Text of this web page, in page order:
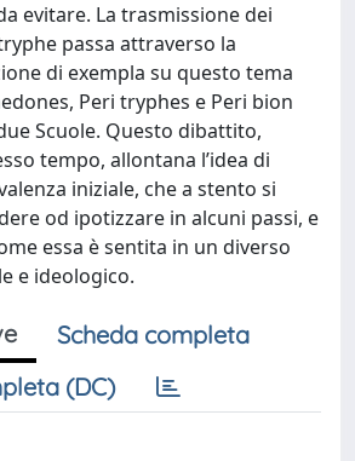
evitare. La trasmissione dei
passa attraverso la
di exempla su questo tema
Peri tryphes e Peri bion
Scuole. Questo dibattito,
tempo, allontana l’idea di
iniziale, che a stento si
od ipotizzare in alcuni passi, e
essa è sentita in un diverso
e ideologico.
Scheda completa
(DC)